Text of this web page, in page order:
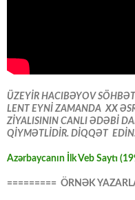
ÜZEYİR HACIBƏYOV
LENT EYNİ ZAMANDA XX
ZİYALISININ CANLI ƏDƏBİ
QİYMƏTLİDİR. DİQQƏT
Azərbaycanın İlk Veb Saytı
========= ÖRNƏK